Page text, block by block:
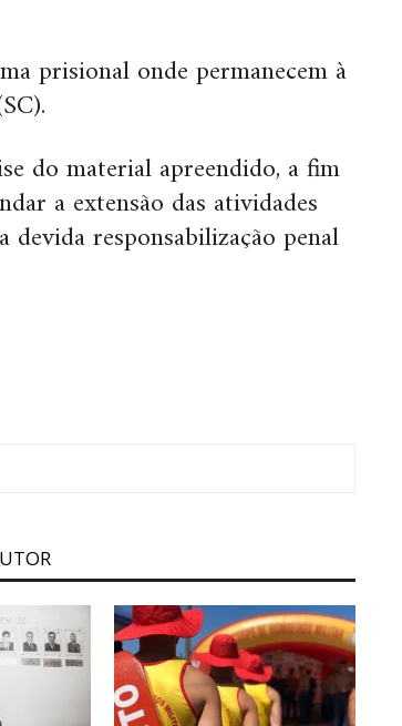
prisional onde permanecem à
do material apreendido, a fim
a extensão das atividades
responsabilização penal